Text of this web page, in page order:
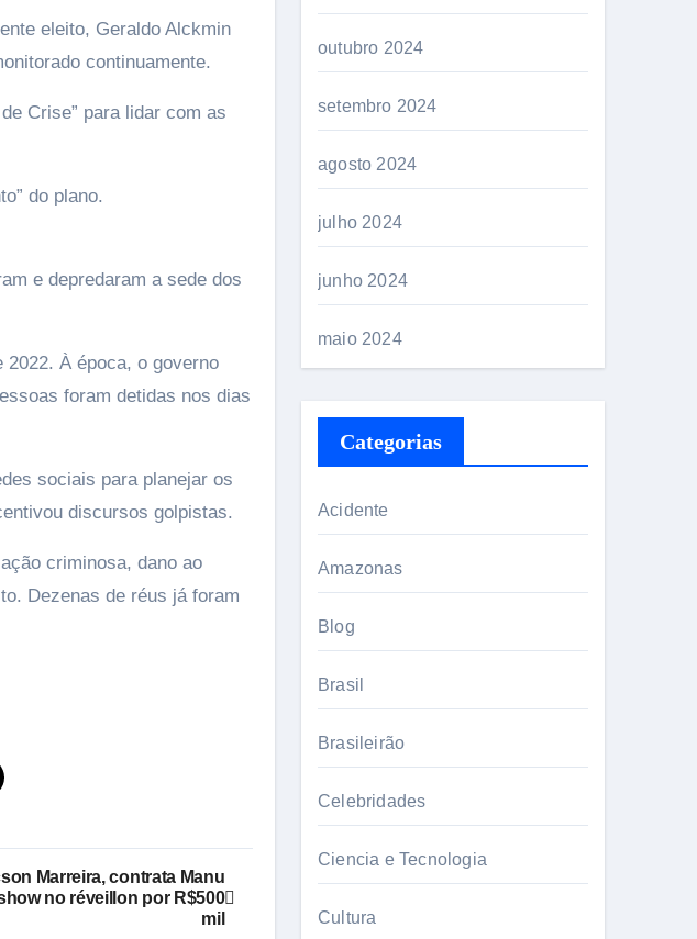
eleito, Geraldo Alckmin
continuamente.
Crise” para lidar com as
do plano.
e depredaram a sede dos
À época, o governo
foram detidas nos dias
sociais para planejar os
discursos golpistas.
criminosa, dano ao
Dezenas de réus já foram
Marreira, contrata Manu
no réveillon por R$500
mil
outubro 2024
setembro 2024
agosto 2024
julho 2024
junho 2024
maio 2024
Categorias
Acidente
Amazonas
Blog
Brasil
Brasileirão
Celebridades
Ciencia e Tecnologia
Cultura